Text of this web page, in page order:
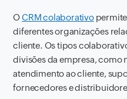
OCRM colaborativo
diferentes organizações
cliente. Os tipos
divisões da empresa, como
atendimento ao cliente,
fornecedores e